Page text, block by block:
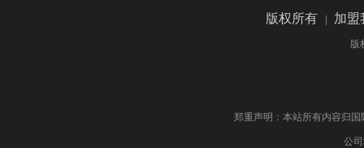
版权所有 | 加
版
郑重声明：本站所有内容归
公